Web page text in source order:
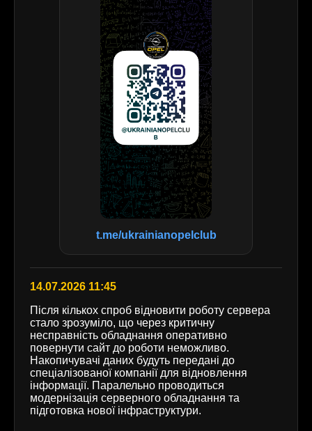
t.me/ukrainianopelclub
14.07.2026 11:45
Після кількох спроб відновити роботу сервера
стало зрозуміло, що через критичну
несправність обладнання оперативно
повернути сайт до роботи неможливо.
Накопичувачі даних будуть передані до
спеціалізованої компанії для відновлення
інформації. Паралельно проводиться
модернізація серверного обладнання та
підготовка нової інфраструктури.